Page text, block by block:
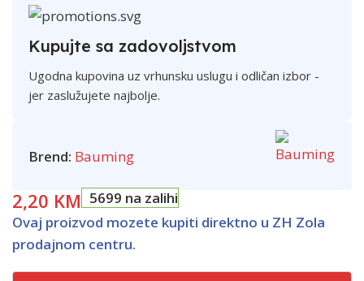
Kupujte sa zadovoljstvom
Ugodna kupovina uz vrhunsku uslugu i odličan izbor -
jer zaslužujete najbolje.
Brend: Bauming
2,20 KM 5699 na zalihi
Ovaj proizvod mozete kupiti direktno u ZH Zola
prodajnom centru.